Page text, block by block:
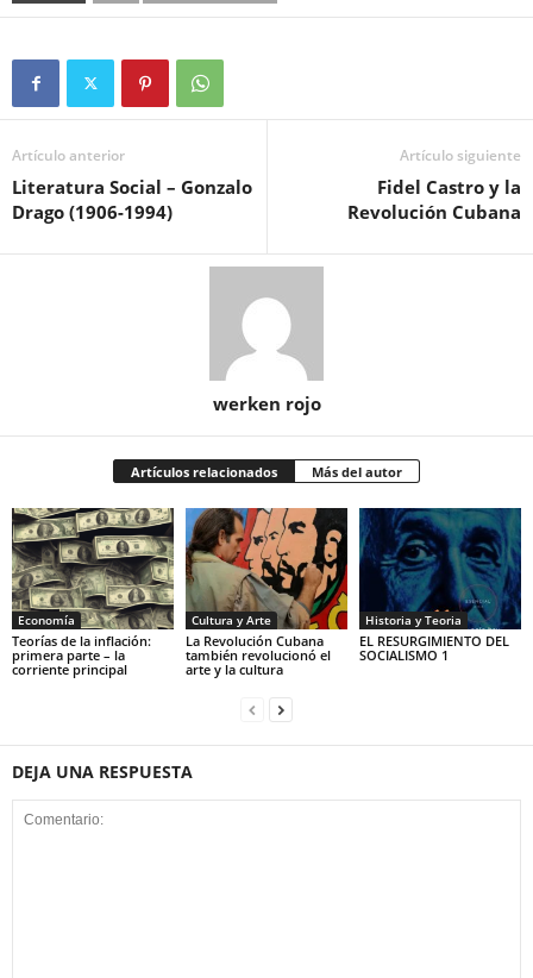
Artículo anterior
Literatura Social – Gonzalo
Drago (1906-1994)
Artículo siguiente
Fidel Castro y la
Revolución Cubana
werken rojo
Artículos relacionados Más del autor
Economía
Teorías de la inflación:
primera parte – la
corriente principal
Cultura y Arte
La Revolución Cubana
también revolucionó el
arte y la cultura
Historia y Teoria
EL RESURGIMIENTO DEL
SOCIALISMO 1
DEJA UNA RESPUESTA